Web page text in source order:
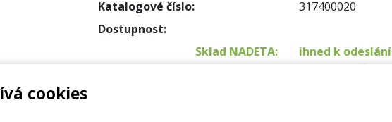
cookies
Katalogové číslo:
317400020
Dostupnost:
Sklad NADETA:
ihned k odeslání
na prodejně 3 ks